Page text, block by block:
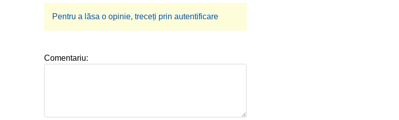
Pentru a lăsa o opinie, treceți prin autentificare
Comentariu: